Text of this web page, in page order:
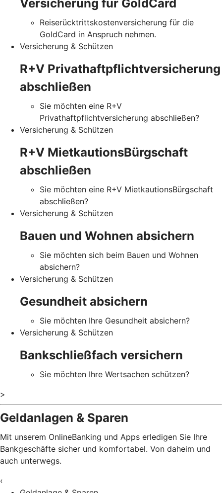
Versicherung für GoldCard
Reiserücktrittskostenversicherung für die
GoldCard in Anspruch nehmen.
Versicherung & Schützen
R+V Privathaftpflichtversicherung
abschließen
Sie möchten eine R+V
Privathaftpflichtversicherung abschließen?
Versicherung & Schützen
R+V MietkautionsBürgschaft
abschließen
Sie möchten eine R+V MietkautionsBürgschaft
abschließen?
Versicherung & Schützen
Bauen und Wohnen absichern
Sie möchten sich beim Bauen und Wohnen
absichern?
Versicherung & Schützen
Gesundheit absichern
Sie möchten Ihre Gesundheit absichern?
Versicherung & Schützen
Bankschließfach versichern
Sie möchten Ihre Wertsachen schützen?
>
Geldanlagen & Sparen
Mit unserem OnlineBanking und Apps erledigen Sie Ihre
Bankgeschäfte sicher und komfortabel. Von daheim und
auch unterwegs.
‹